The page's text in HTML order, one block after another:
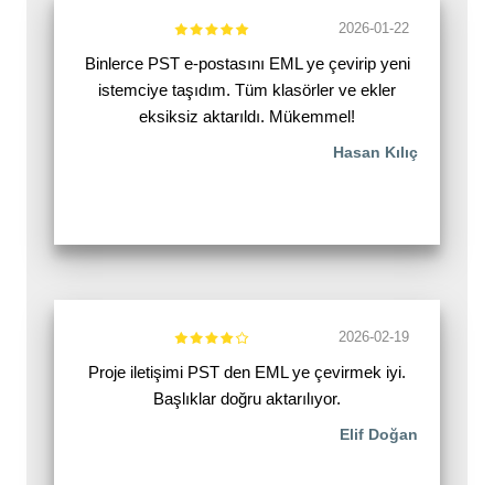
2026-01-22
Binlerce PST e-postasını EML ye çevirip yeni
istemciye taşıdım. Tüm klasörler ve ekler
eksiksiz aktarıldı. Mükemmel!
Hasan Kılıç
2026-02-19
Proje iletişimi PST den EML ye çevirmek iyi.
Başlıklar doğru aktarılıyor.
Elif Doğan